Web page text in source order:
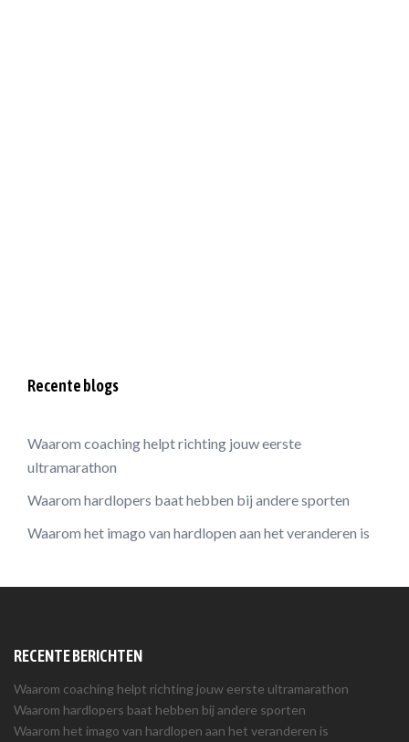
Recente blogs
Waarom coaching helpt richting jouw eerste
ultramarathon
Waarom hardlopers baat hebben bij andere sporten
Waarom het imago van hardlopen aan het veranderen is
RECENTE BERICHTEN
Waarom coaching helpt richting jouw eerste ultramarathon
Waarom hardlopers baat hebben bij andere sporten
Waarom het imago van hardlopen aan het veranderen is